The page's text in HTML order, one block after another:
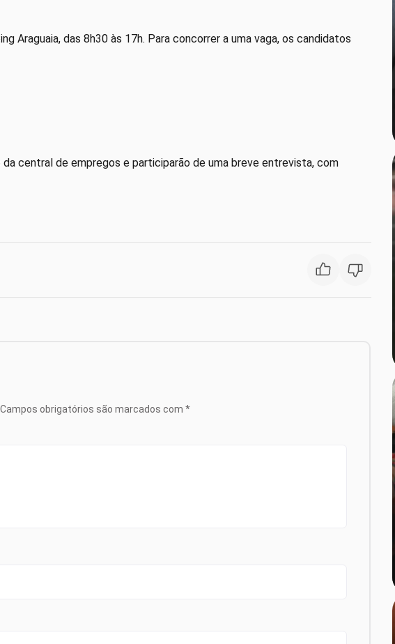
Araguaia, das 8h30 às 17h. Para concorrer a uma vaga, os candidatos
central de empregos e participarão de uma breve entrevista, com
Campos obrigatórios são marcados com *